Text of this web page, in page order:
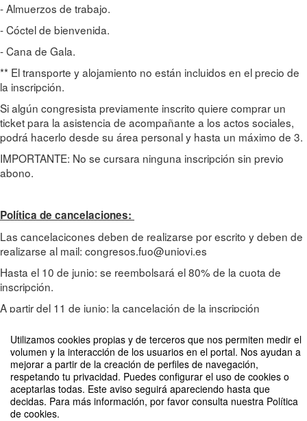
Utilizamos cookies propias y de terceros que nos permiten medir el
volumen y la interacción de los usuarios en el portal. Nos ayudan a
mejorar a partir de la creación de perfiles de navegación,
respetando tu privacidad. Puedes configurar el uso de cookies o
aceptarlas todas. Este aviso seguirá apareciendo hasta que
decidas. Para más información, por favor consulta nuestra Política
de cookies.
- Almuerzos de trabajo.
- Cóctel de bienvenida.
- Cana de Gala.
** El transporte y alojamiento no están incluidos en el precio de
la inscripción.
Si algún congresista previamente inscrito quiere comprar un
ticket para la asistencia de acompañante a los actos sociales,
podrá hacerlo desde su área personal y hasta un máximo de 3.
IMPORTANTE: No se cursara ninguna inscripción sin previo
abono.
Política de cancelaciones:
Las cancelacicones deben de realizarse por escrito y deben de
realizarse al mail: congresos.fuo@uniovi.es
Hasta el 10 de junio: se reembolsará el 80% de la cuota de
inscripción.
A partir del 11 de junio: la cancelación de la inscripción